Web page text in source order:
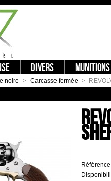
DIVERS MUNITIONS
noire > Carcasse fermée >
1858 NEW ARMY CAL. 44